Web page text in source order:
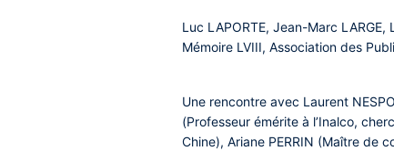
Luc LAPORTE, Jean-Marc LARGE,
Mémoire LVIII, Association des
Une rencontre avec Laurent
(Professeur émérite à l’Inalco,
Chine), Ariane PERRIN (Maître de